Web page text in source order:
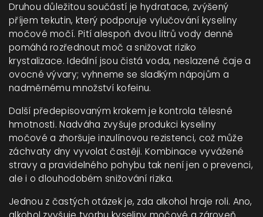
Druhou důležitou součástí je hydratace, zvýšený
příjem tekutin, který podporuje vylučování kyseliny
močové močí. Pití alespoň dvou litrů vody denně
pomáhá rozřednout moč a snižovat riziko
krystalizace. Ideální jsou čistá voda, neslazené čaje a
ovocné vývary; vyhneme se sladkým nápojům a
nadměrnému množství kofeinu.
Další předepisovaným krokem je kontrola tělesné
hmotnosti. Nadváha zvyšuje produkci kyseliny
močové a zhoršuje inzulínovou rezistenci, což může
záchvaty dny vyvolat častěji. Kombinace vyvážené
stravy a pravidelného pohybu tak není jen o prevenci,
ale i o dlouhodobém snižování rizika.
Jednou z častých otázek je, zda alkohol hraje roli. Ano,